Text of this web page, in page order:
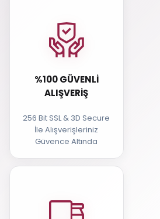
%100 GÜVENLI
ALIŞVERIŞ
256 Bit SSL & 3D Secure
İle Alışverişleriniz
Güvence Altında